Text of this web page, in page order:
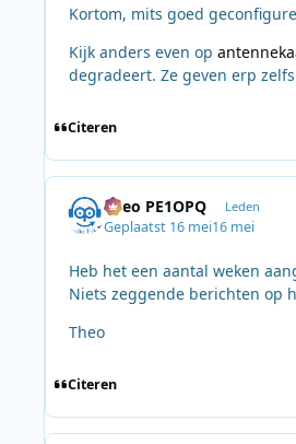
Kortom, mits goed
Kijk anders even op
degradeert. Ze geven erp
Citeren
Theo PE1OPQ Leden
Geplaatst 16 mei16 mei
Heb het een aantal weken
Niets zeggende berichten op
Theo
Citeren